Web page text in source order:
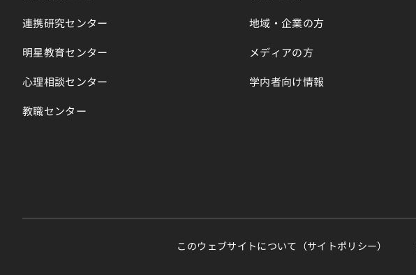
連携研究センター
明星教育センター
心理相談センター
教職センター
地域・企業の方
メディアの方
学内者向け情報
このウェブサイトについて（サイトポリシー）